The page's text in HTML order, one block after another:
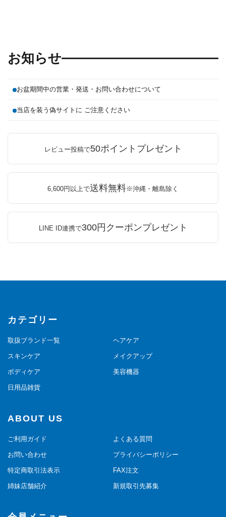
お知らせ
お盆期間中の営業・発送・お問い合わせについて
当店を装う偽サイトに ご注意ください
レビュー投稿で50ポイントプレゼント
6,600円以上で送料無料※沖縄・離島除く
LINE ID連携で300円クーポンプレゼント
カテゴリー
取扱ブランド一覧 ヘアケア
スキンケア メイクアップ
ボディケア 美容機器
日用品雑貨
ABOUT US
ご利用ガイド よくある質問
お問い合わせ プライバシーポリシー
特定商取引法表示 FAX注文
姉妹店舗紹介 新規取引先募集